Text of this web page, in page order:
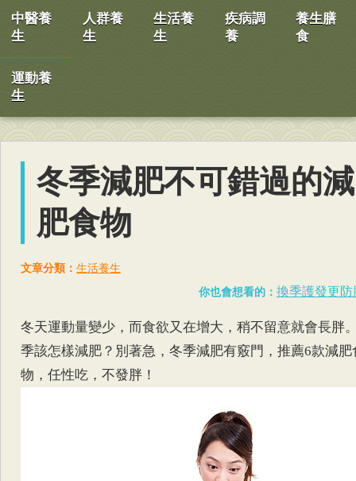
中醫養
生
人群養
生
生活養
生
疾病調
養
養生膳
食
運動養
生
冬季減肥不可錯過的減
肥食物
文章分類： 生活養生
你也會想看的： 換季護發更防
冬天運動量變少，而食欲又在增大，稍不留意就會長胖
季該怎樣減肥？別著急，冬季減肥有竅門，推薦6款減肥
物，任性吃，不發胖！